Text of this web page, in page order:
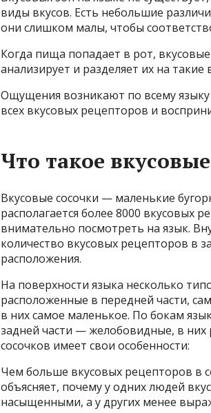
виды вкусов. Есть небольшие
они слишком малы, чтобы
Когда пища попадает в рот,
анализирует и разделяет их на
Ощущения возникают по всему
всех вкусовых рецепторов и
Что такое
Вкусовые сосочки — маленькие
располагается более 8000 вкусовых
внимательно посмотреть на язык.
количество вкусовых рецепторов в
расположения.
На поверхности языка несколько
расположенные в передней части,
в них самое маленькое. По бокам
задней части — желобовидные, в
сосочков имеет свои особенности:
Чем больше вкусовых рецепторов в
объясняет, почему у одних людей
насыщенными, а у других менее